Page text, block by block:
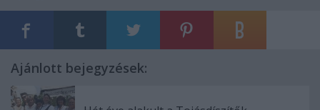
Ajánlott bejegyzések: